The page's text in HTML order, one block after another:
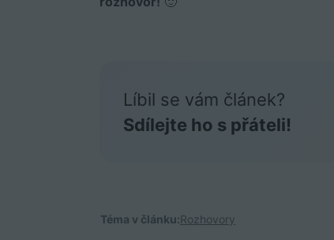
Líbil se vám článek?
Sdílejte ho s přáteli!
Téma v článku:Rozhovory